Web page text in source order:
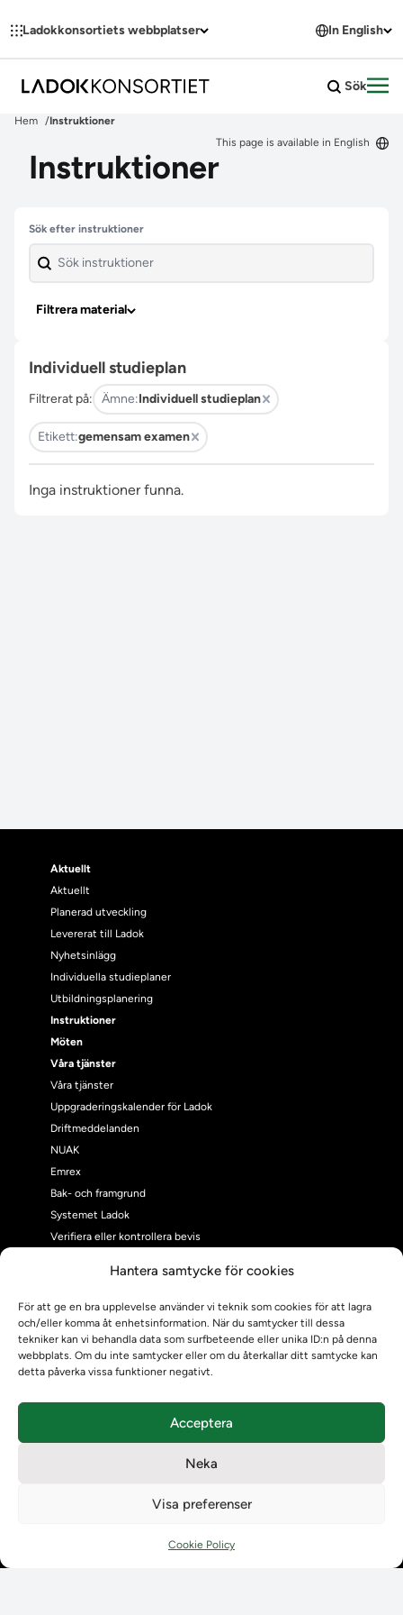
Hantera samtycke för cookies
För att ge en bra upplevelse använder vi teknik som cookies för att lagra
och/eller komma åt enhetsinformation. När du samtycker till dessa
tekniker kan vi behandla data som surfbeteende eller unika ID:n på denna
webbplats. Om du inte samtycker eller om du återkallar ditt samtycke kan
detta påverka vissa funktioner negativt.
Acceptera
Neka
Visa preferenser
Cookie Policy
Ladokkonsortiets webbplatser In English
Sök
Hem
Instruktioner
This page is available in English
Instruktioner
Hoppa över filter
Sök efter instruktioner
Filtrera material
Individuell studieplan
Filtrerat på: Ämne:Individuell studieplan
Etikett:gemensam examen
Inga instruktioner funna.
Aktuellt
Aktuellt
Planerad utveckling
Levererat till Ladok
Nyhetsinlägg
Individuella studieplaner
Utbildningsplanering
Instruktioner
Möten
Våra tjänster
Våra tjänster
Uppgraderingskalender för Ladok
Driftmeddelanden
NUAK
Emrex
Bak- och framgrund
Systemet Ladok
Verifiera eller kontrollera bevis
Om oss
Om Ladokkonsortiet
Ladokkonsortiet internationellt
Vision, strategi och produktplan
Kontaktuppgifter för studenters Ladoksupport